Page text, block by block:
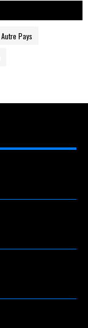
Autre Pays